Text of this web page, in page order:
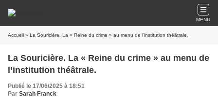
MENU
Accueil » La Souricière. La « Reine du crime » au menu de l’institution théâtrale.
La Souricière. La « Reine du crime » au menu de
l’institution théâtrale.
Publié le 17/06/2025 à 18:51
Par Sarah Franck